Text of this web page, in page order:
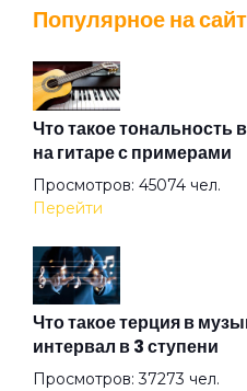
Популярное на
Что такое тональность
на гитаре с примерами
Просмотров: 45074 чел.
Перейти
Что такое терция в
интервал в 3 ступени
Просмотров: 37273 чел.